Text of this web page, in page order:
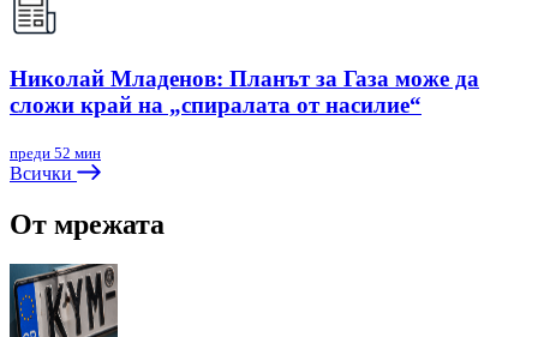
Николай Младенов: Планът за Газа може да
сложи край на „спиралата от насилие“
преди 52 мин
Всички
От мрежата